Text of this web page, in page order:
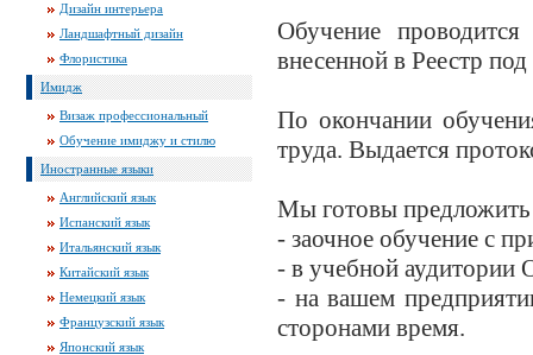
Дизайн интерьера
Ландшафтный дизайн
Флористика
Имидж
Визаж профессиональный
Обучение имиджу и стилю
Иностранные языки
Английский язык
Испанский язык
Итальянский язык
Китайский язык
Немецкий язык
Французский язык
Японский язык
Обучение
внесенной в Реестр
По окончании
труда. Выдается
Мы готовы
- заочное обучение с
- в учебной аудитории
- на вашем
сторонами время.